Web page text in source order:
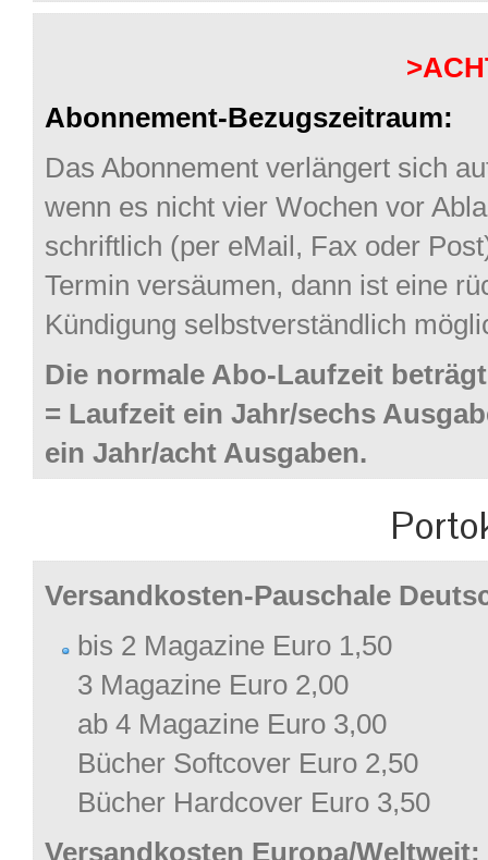
Abonnement-Bezugszeitraum:
Das Abonnement verlängert sich
wenn es nicht vier Wochen vor
schriftlich (per eMail, Fax oder
Termin versäumen, dann ist eine
Kündigung selbstverständlich
Die normale Abo-Laufzeit
= Laufzeit ein Jahr/sechs
ein Jahr/acht Ausgaben.
Versandkosten-Pauschale
bis 2 Magazine Euro 1,50
3 Magazine Euro 2,00
ab 4 Magazine Euro 3,00
Bücher Softcover Euro 2,50
Bücher Hardcover Euro 3,50
Versandkosten Europa/Weltweit: